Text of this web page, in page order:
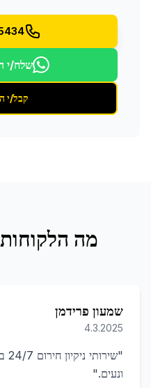
שלח/י
קבל/י
מה
שמעון פרידמן
4.3.2025
"
ונעים."